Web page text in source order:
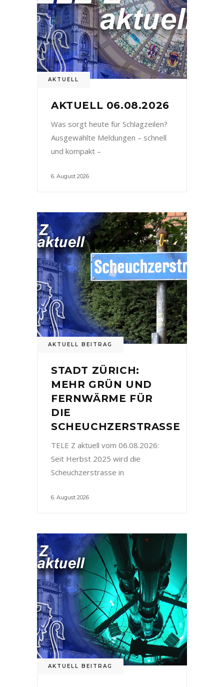
AKTUELL
AKTUELL 06.08.2026
Was sorgt heute für Schlagzeilen?
Ausgewählte Meldungen – schnell
und kompakt –
6. August 2026
AKTUELL BEITRAG
STADT ZÜRICH:
MEHR GRÜN UND
FERNWÄRME FÜR
DIE
SCHEUCHZERSTRASSE
TELE Z aktuell vom 06.08.2026:
Seit Herbst 2025 wird die
Scheuchzerstrasse in
6. August 2026
AKTUELL BEITRAG